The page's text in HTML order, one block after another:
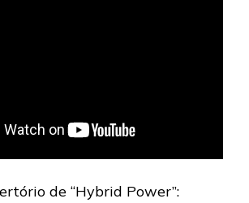
de “Hybrid Power”: